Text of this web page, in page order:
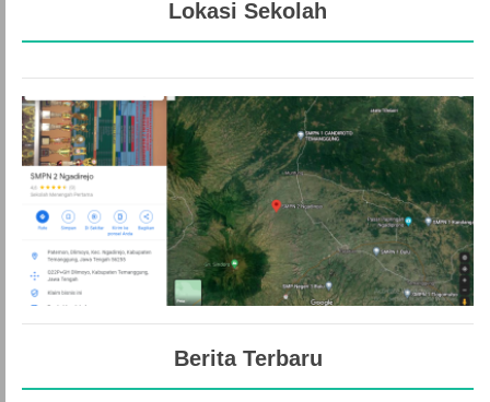
Lokasi Sekolah
Berita Terbaru